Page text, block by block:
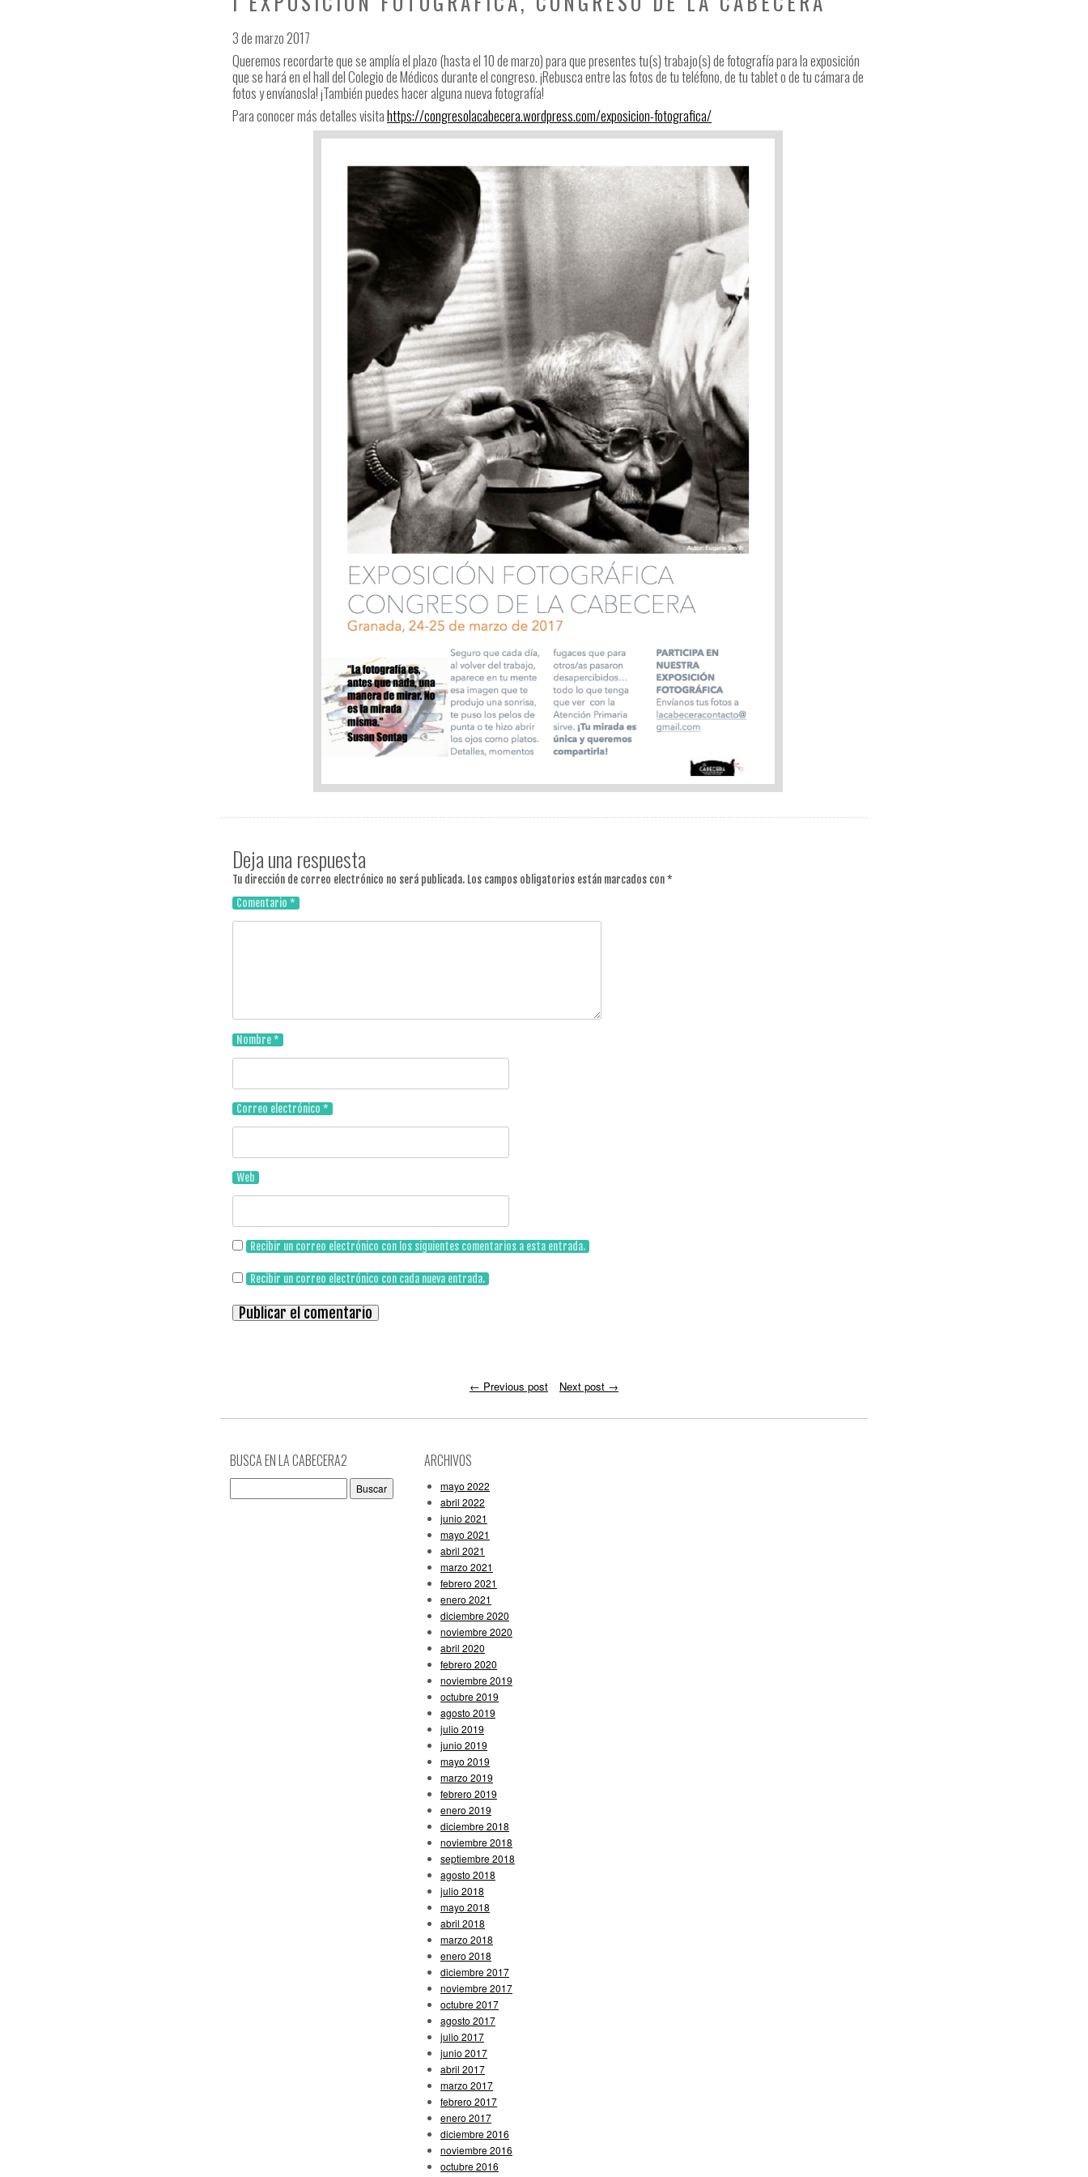
3 de marzo 2017
Queremos recordarte que se amplía el plazo (hasta el 10 de marzo) para que presentes tu(s) trabajo(s) de fotografía para la exposición
que se hará en el hall del Colegio de Médicos durante el congreso. ¡Rebusca entre las fotos de tu teléfono, de tu tablet o de tu cámara de
fotos y envíanosla! ¡También puedes hacer alguna nueva fotografía!
Para conocer más detalles visitahttps://congresolacabecera.wordpress.com/exposicion-fotografica/
Deja una respuesta
Tu dirección de correo electrónico no será publicada. Los campos obligatorios están marcados con*
Comentario *
Nombre*
Correo electrónico *
Web
Recibir un correo electrónico con los siguientes comentarios a esta entrada.
Recibir un correo electrónico con cada nueva entrada.
← Previous post Next post →
BUSCA EN LA CABECERA2 ARCHIVOS
mayo 2022
abril 2022
junio 2021
mayo 2021
abril 2021
marzo 2021
febrero 2021
enero 2021
diciembre 2020
noviembre 2020
abril 2020
febrero 2020
noviembre 2019
octubre 2019
agosto 2019
julio 2019
junio 2019
mayo 2019
marzo 2019
febrero 2019
enero 2019
diciembre 2018
noviembre 2018
septiembre 2018
agosto 2018
julio 2018
mayo 2018
abril 2018
marzo 2018
enero 2018
diciembre 2017
noviembre 2017
octubre 2017
agosto 2017
julio 2017
junio 2017
abril 2017
marzo 2017
febrero 2017
enero 2017
diciembre 2016
noviembre 2016
octubre 2016